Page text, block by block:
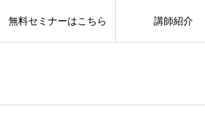
無料セミナーはこちら 講師紹介